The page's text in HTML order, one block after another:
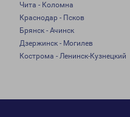
Чита - Коломна
Краснодар - Псков
Брянск - Ачинск
Дзержинск - Могилев
Кострома - Ленинск-Кузнецкий